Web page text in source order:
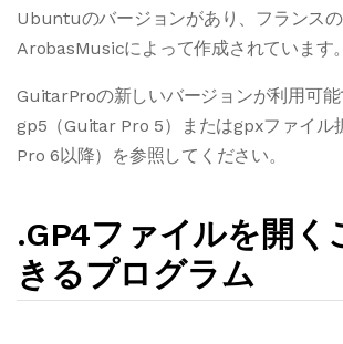
Ubuntuのバージョンがあり、フランス
ArobasMusicによって作成されています。
GuitarProの新しいバージョンが利用可能
gp5（Guitar Pro 5）またはgpxファイル
Pro 6以降）を参照してください。
.GP4ファイルを開く
きるプログラム